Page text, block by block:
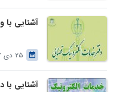
آشنایی با
25 دی 1397
آشنایی با